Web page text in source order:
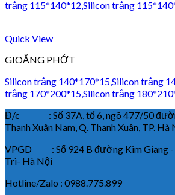
trắng 115*140*12,Silicon trắng
Quick View
GIOĂNG PHỚT
Silicon trắng 140*170*15,Silicon trắng
trắng 170*200*15,Silicon trắng
Đ/c : Số 37A, tổ 6, ngõ 477/50
Thanh Xuân Nam, Q. Thanh Xuân, TP. Hà
VPGD : Số 924 B đường Kim Giang -
Trì- Hà Nội
Hotline/Zalo : 0988.775.899